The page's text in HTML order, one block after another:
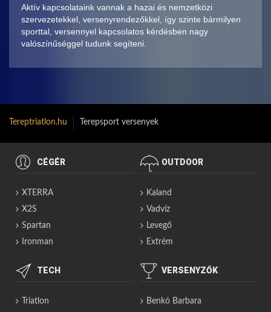
Aktív kapcsolataink vannak a hazai és nemzetközi
szervezetekkel, versenyrendezőkkel, így szinte bármilyen
sporttal, versennyel kapcsolatos kérdésben nagy
valószínűséggel tudunk segíteni.
Tereptriatlon.hu Terepsport versenyek
CÉGÉR
XTERRA
X2S
Spartan
Ironman
OUTDOOR
Kaland
Vadvíz
Levegő
Extrém
TECH
Triatlon
VERSENYZŐK
Benkó Barbara